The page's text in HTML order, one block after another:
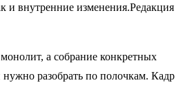
и внутренние изменения.Редакция
а собрание конкретных
разобрать по полочкам. Кадр